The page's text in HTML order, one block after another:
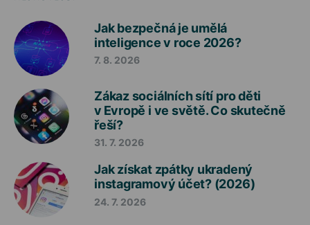
Jak bezpečná je umělá
inteligence v roce 2026?
7. 8. 2026
Zákaz sociálních sítí pro děti
v Evropě i ve světě. Co skutečně
řeší?
31. 7. 2026
Jak získat zpátky ukradený
instagramový účet? (2026)
24. 7. 2026